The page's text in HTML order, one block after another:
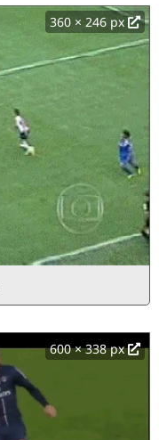
360 × 246 px
600 × 338 px